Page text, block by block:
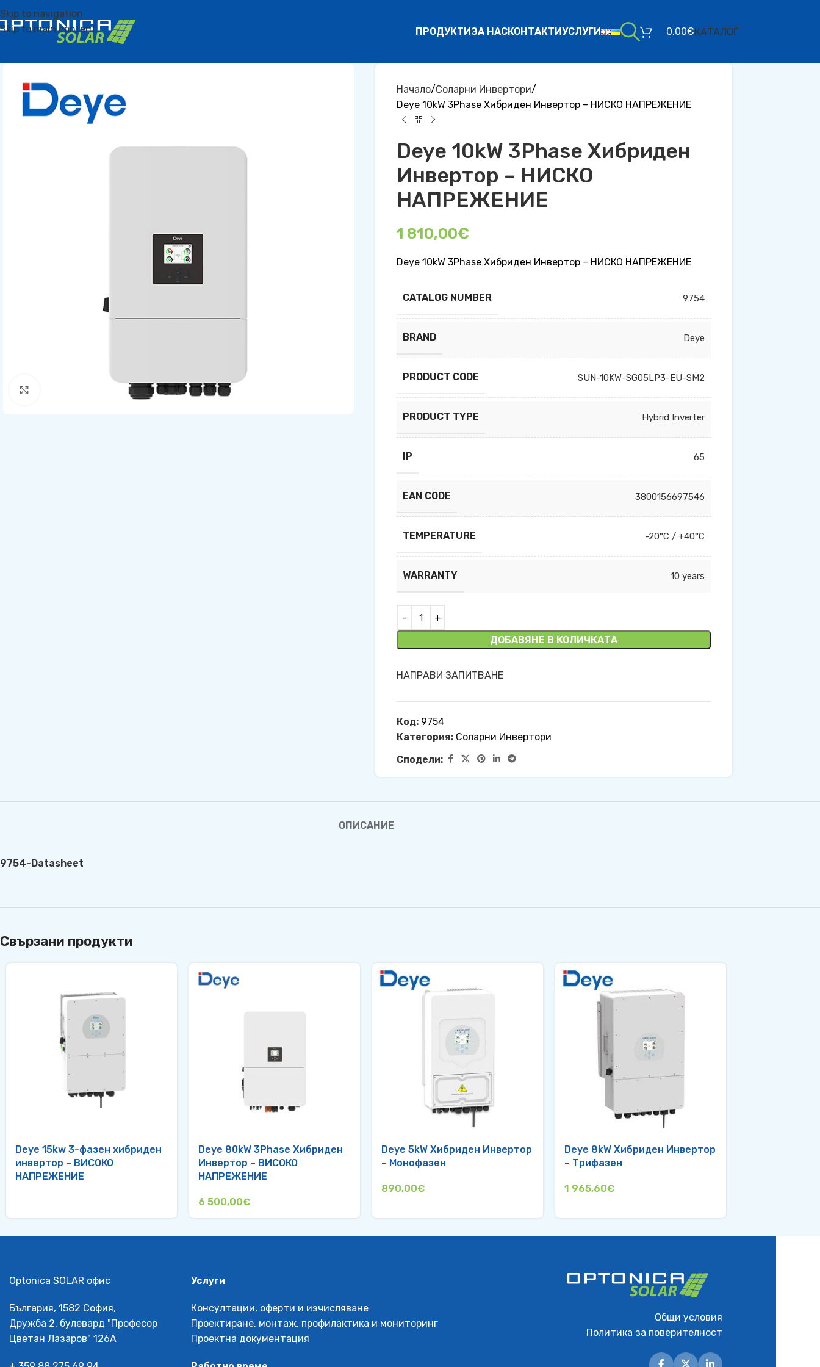
Skip to navigation
Skip to main content
ПРОДУКТИЗА НАСКОНТАКТИУСЛУГИ 0,00€КАТАЛОГ
Начало Соларни Инвертори
Deye 10kW 3Phase Хибриден Инвертор – НИСКО НАПРЕЖЕНИЕ
Deye 10kW 3Phase Хибриден
Инвертор – НИСКО
НАПРЕЖЕНИЕ
1 810,00€
Deye 10kW 3Phase Хибриден Инвертор – НИСКО НАПРЕЖЕНИЕ
CATALOG NUMBER 9754
BRAND Deye
PRODUCT CODE SUN-10KW-SG05LP3-EU-SM2
PRODUCT TYPE Hybrid Inverter
IP 65
EAN CODE 3800156697546
TEMPERATURE -20°C / +40°C
WARRANTY 10 years
ДОБАВЯНЕ В КОЛИЧКАТА
НАПРАВИ ЗАПИТВАНЕ
Код: 9754
Категория: Соларни Инвертори
Сподели:
ОПИСАНИЕ
9754-Datasheet
Свързани продукти
Deye 15kw 3-фазен хибриден
инвертор – ВИСОКО
НАПРЕЖЕНИЕ
Deye 80kW 3Phase Хибриден
Инвертор – ВИСОКО
НАПРЕЖЕНИЕ
6 500,00€
Deye 5kW Хибриден Инвертор
– Монофазен
890,00€
Deye 8kW Хибриден Инвертор
– Трифазен
1 965,60€
Optonica SOLAR офис
България, 1582 София,
Дружба 2, булевард "Професор
Цветан Лазаров" 126А
Услуги
Консултации, оферти и изчисляване
Проектиране, монтаж, профилактика и мониторинг
Проектна документация
Общи условия
Политика за поверителност